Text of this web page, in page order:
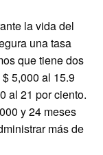
la vida del
una tasa
que tiene dos
5,000 al 15.9
al 21 por ciento.
y 24 meses
más de